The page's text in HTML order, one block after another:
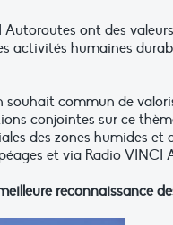
ont des
activités humaines
commun de
conjointes sur ce
des zones humides et
et via Radio VINCI
reconnaissance